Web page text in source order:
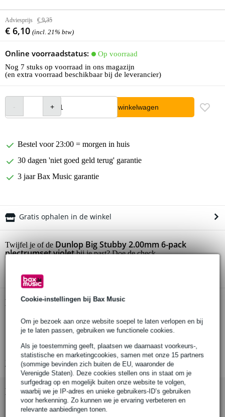
Cookie-instellingen bij Bax Music
Om je bezoek aan onze website soepel te laten verlopen en bij
je te laten passen, gebruiken we functionele cookies.
Als je toestemming geeft, plaatsen we daarnaast voorkeurs-,
statistische en marketingcookies, samen met onze 15 partners
(sommige bevinden zich buiten de EU, waaronder de
Verenigde Staten). Deze cookies stellen ons in staat om je
surfgedrag op en mogelijk buiten onze website te volgen,
waarbij we je IP-adres en unieke gebruikers-ID’s gebruiken
voor herkenning. Zo kunnen we je ervaring verbeteren en
relevante aanbiedingen tonen.
Adviesprijs € 9,35
€ 6,10 (incl. 21% btw)
Online voorraadstatus:
Op voorraad
Nog 7 stuks op voorraad in ons magazijn
(en extra voorraad beschikbaar bij de leverancier)
In winkelwagen
Bestel voor 23:00 = morgen in huis
30 dagen 'niet goed geld terug' garantie
3 jaar Bax Music garantie
Gratis ophalen in de winkel
Twijfel je of de Dunlop Big Stubby 2.00mm 6-pack
plectrumset violetbij je past? Doe de check.
Productinformatie
set van 6 stevige Big Stubby plectrums
goede ‘release’ en ‘attack’
dikte: 2.00mm
Bekijk alle productspecificaties
Bekijk ook eens (1)